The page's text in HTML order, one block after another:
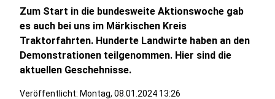
Zum Start in die bundesweite Aktionswoche gab
es auch bei uns im Märkischen Kreis
Traktorfahrten. Hunderte Landwirte haben an den
Demonstrationen teilgenommen. Hier sind die
aktuellen Geschehnisse.
Veröffentlicht: Montag, 08.01.2024 13:26